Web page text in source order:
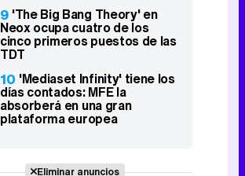
9 'The Big Bang Theory' en
Neox ocupa cuatro de los
cinco primeros puestos de las
TDT
10 'Mediaset Infinity' tiene los
días contados: MFE la
absorberá en una gran
plataforma europea
Eliminar anuncios